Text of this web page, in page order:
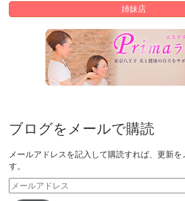
姉妹店
ブログをメールで購読
メールアドレスを記入して購読すれば、更新を
す。
メ
ー